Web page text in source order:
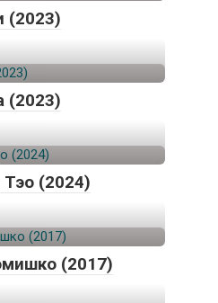
(2023)
(2023)
(2024)
(2017)